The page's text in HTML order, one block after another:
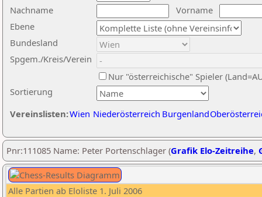
Nachname
Vorname
Ebene
Sortierung
Bundesland
Spgem./Kreis/Verein
Nur "österreichische" Spieler
Vereinslisten:Wien Niederösterreich Burgenland
Pnr:111085 Name: Peter Portenschlager (Grafik Elo-Zeitreihe,
Alle Partien ab Eloliste 1. Juli 2006